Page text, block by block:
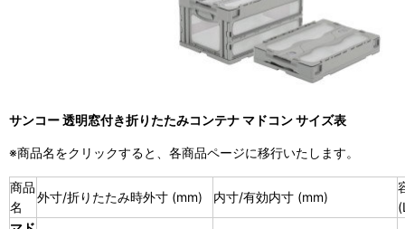
サンコー 透明窓付き折りたたみコンテナ マドコン サイズ表
※商品名をクリックすると、各商品ページに移行いたします。
商品
名
外寸/折りたたみ時外寸 (mm) 内寸/有効内寸 (mm)